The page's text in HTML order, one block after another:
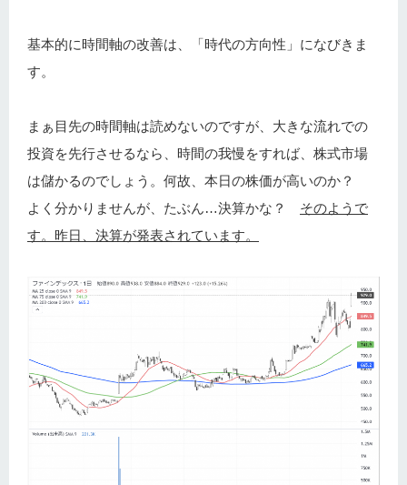
基本的に時間軸の改善は、「時代の方向性」になびきま
す。
まぁ目先の時間軸は読めないのですが、大きな流れでの
投資を先行させるなら、時間の我慢をすれば、株式市場
は儲かるのでしょう。何故、本日の株価が高いのか？
よく分かりませんが、たぶん…決算かな？ そのようで
す。昨日、決算が発表されています。